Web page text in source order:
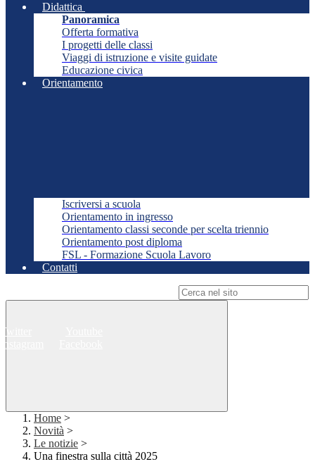
Didattica
Panoramica
Offerta formativa
I progetti delle classi
Viaggi di istruzione e visite guidate
Educazione civica
Orientamento
Iscriversi a scuola
Orientamento in ingresso
Orientamento classi seconde per scelta triennio
Orientamento post diploma
FSL - Formazione Scuola Lavoro
Contatti
Twitter
Instagram
Home >
Novità >
Le notizie >
Una finestra sulla città 2025